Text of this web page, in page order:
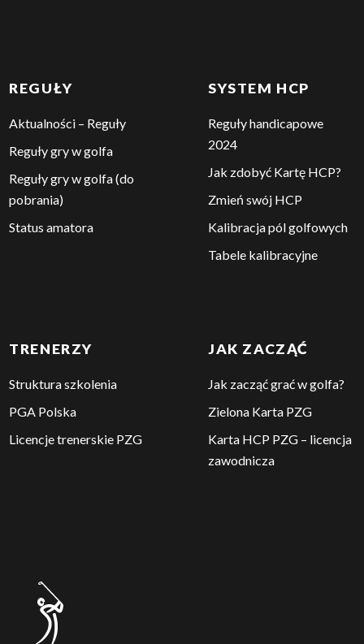
REGUŁY
Aktualności – Reguły
Reguły gry w golfa
Reguły gry w golfa (do
pobrania)
Status amatora
SYSTEM HCP
Reguły handicapowe
2024
Jak zdobyć Kartę HCP?
Zmień swój HCP
Kalibracja pól golfowych
Tabele kalibracyjne
TRENERZY
Struktura szkolenia
PGA Polska
Licencje trenerskie PZG
JAK ZACZĄĆ
Jak zacząć grać w golfa?
Zielona Karta PZG
Karta HCP PZG – licencja
zawodnicza